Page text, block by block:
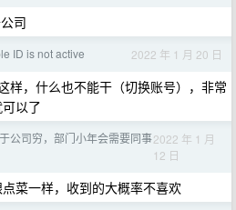
司
ID is not active 2022 年 1 月 20 日
样，什么也不能干（切换账号），非常
以了
公司穷，部门小年会需要同事2022 年 1 月
12 日
菜一样，收到的大概率不喜欢